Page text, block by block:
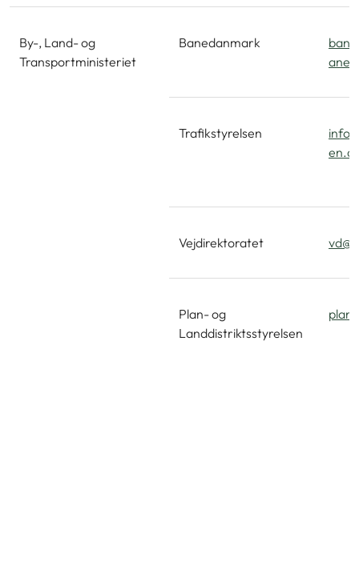
By-, Land- og
Transportministeriet
Banedanmark
Trafikstyrelsen
Vejdirektoratet
Plan- og
Landdistriktsstyrelsen